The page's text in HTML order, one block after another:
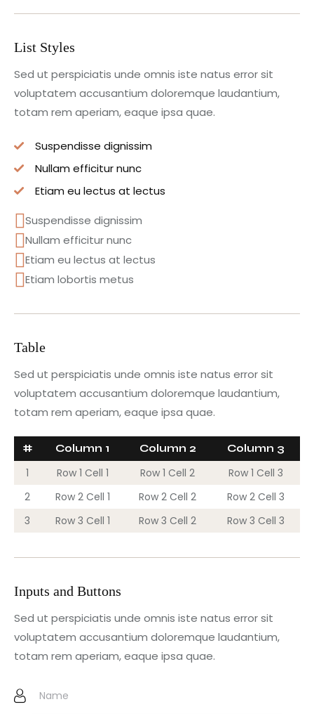
List Styles
Sed ut perspiciatis unde omnis iste natus error sit
voluptatem accusantium doloremque laudantium,
totam rem aperiam, eaque ipsa quae.
Suspendisse dignissim
Nullam efficitur nunc
Etiam eu lectus at lectus
Suspendisse dignissim
Nullam efficitur nunc
Etiam eu lectus at lectus
Etiam lobortis metus
Table
Sed ut perspiciatis unde omnis iste natus error sit
voluptatem accusantium doloremque laudantium,
totam rem aperiam, eaque ipsa quae.
# Column 1 Column 2 Column 3
1 Row 1 Cell 1 Row 1 Cell 2
Row 1 Cell 3
2
Row 2 Cell 1 Row 2 Cell 2
Row 2 Cell 3
3
Row 3 Cell 1 Row 3 Cell 2 Row 3 Cell 3
Inputs and Buttons
Sed ut perspiciatis unde omnis iste natus error sit
voluptatem accusantium doloremque laudantium,
totam rem aperiam, eaque ipsa quae.